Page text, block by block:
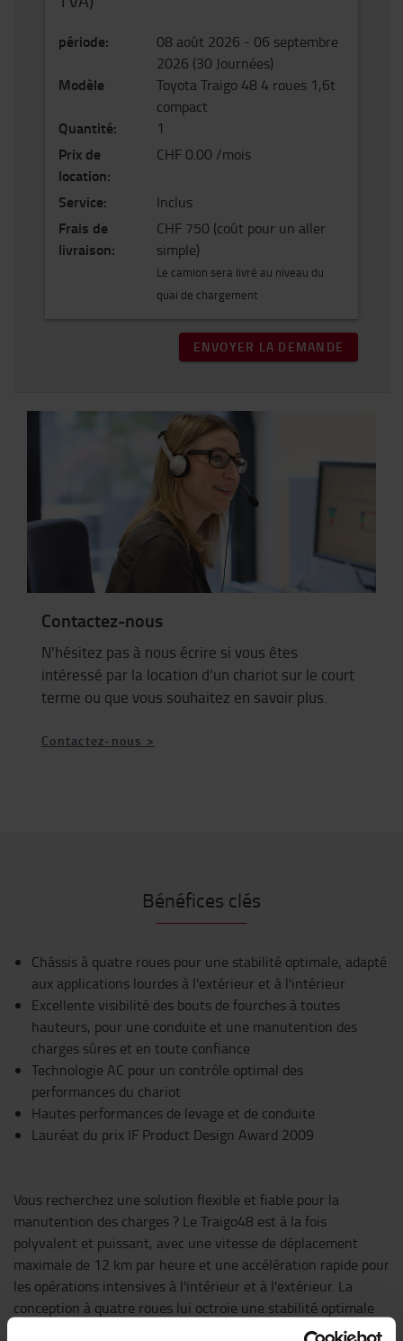
période: 08 août 2026 - 06 septembre
2026 (30 Journées)
Modèle
Toyota Traigo 48 4 roues 1,6t
compact
Quantité: 1
Prix de
location:
CHF 0.00 /mois
Service: Inclus
Frais de
livraison:
CHF 750 (coût pour un aller
simple)
Le camion sera livré au niveau du
quai de chargement
ENVOYER LA DEMANDE
Contactez-nous
N'hésitez pas à nous écrire si vous êtes
intéressé par la location d'un chariot sur le court
terme ou que vous souhaitez en savoir plus.
Contactez-nous >
Bénéfices clés
Châssis à quatre roues pour une stabilité optimale, adapté
aux applications lourdes à l'extérieur et à l'intérieur
Excellente visibilité des bouts de fourches à toutes
hauteurs, pour une conduite et une manutention des
charges sûres et en toute confiance
Technologie AC pour un contrôle optimal des
performances du chariot
Hautes performances de levage et de conduite
Lauréat du prix IF Product Design Award 2009
Vous recherchez une solution flexible et fiable pour la
manutention des charges ? Le Traigo48 est à la fois
polyvalent et puissant, avec une vitesse de déplacement
maximale de 12 km par heure et une accélération rapide pour
les opérations intensives à l'intérieur et à l'extérieur. La
conception à quatre roues lui octroie une stabilité optimale
et est idéalement adaptée aux utilisations sur surfaces